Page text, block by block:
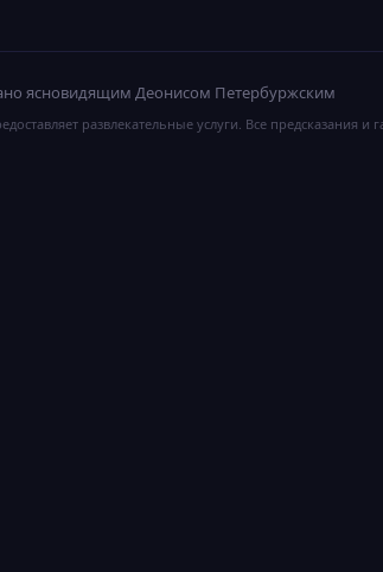
ясновидящим Деонисом Петербуржским
развлекательные услуги. Все предсказания и